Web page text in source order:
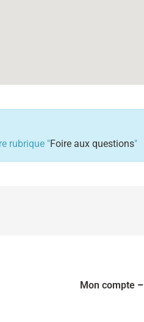
rubrique "Foire aux questions"
Mon compte–